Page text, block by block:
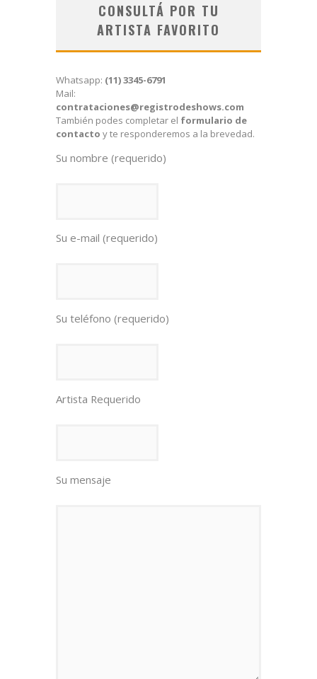
CONSULTÁ POR TU
ARTISTA FAVORITO
Whatsapp: (11) 3345-6791
Mail:
contrataciones@registrodeshows.com
También podes completar el formulario de
contacto y te responderemos a la brevedad.
Su nombre (requerido)
Su e-mail (requerido)
Su teléfono (requerido)
Artista Requerido
Su mensaje